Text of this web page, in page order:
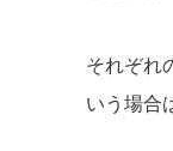
それぞれ
いう場合